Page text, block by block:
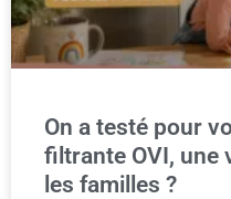
On a testé pour
filtrante OVI, une
les familles ?